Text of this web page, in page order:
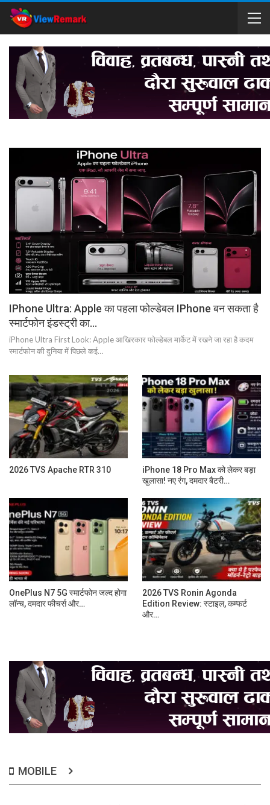
IPhone Ultra: Apple का पहला फोल्डेबल IPhone बन सकता है
स्मार्टफोन इंडस्ट्री का…
iPhone Ultra First Look: Apple आखिरकार फोल्डेबल मार्केट में रखने जा रहा है कदम
स्मार्टफोन की दुनिया में पिछले कई…
2026 TVS Apache RTR 310
iPhone 18 Pro Max को लेकर बड़ा
खुलासा! नए रंग, दमदार बैटरी…
OnePlus N7 5G स्मार्टफोन जल्द होगा
लॉन्च, दमदार फीचर्स और…
2026 TVS Ronin Agonda
Edition Review: स्टाइल, कम्फर्ट
और…
MOBILE